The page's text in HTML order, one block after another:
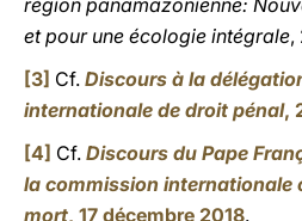
région panamazonienne:
et pour une écologie intégrale,
[3] Cf. Discours à la
internationale de droit pénal,
[4] Cf. Discours du Pape
la commission internationale
mort, 17 décembre 2018.